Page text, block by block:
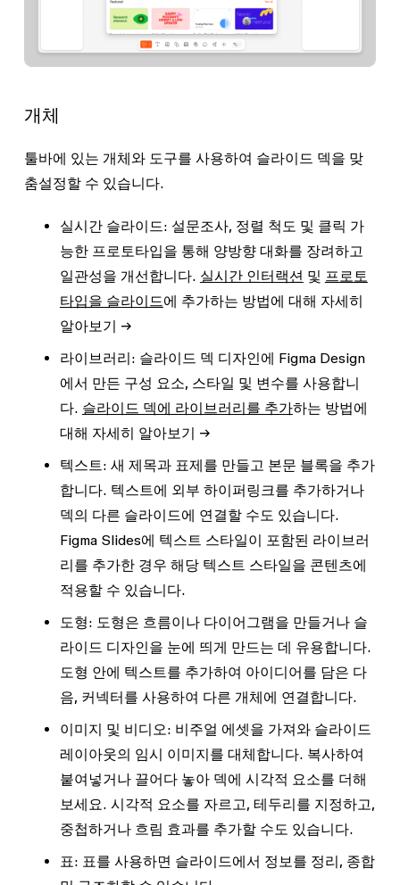
개체
툴바에 있는 개체와 도구를 사용하여 슬라이드 덱을 맞
춤설정할 수 있습니다.
실시간 슬라이드: 설문조사, 정렬 척도 및 클릭 가
능한 프로토타입을 통해 양방향 대화를 장려하고
일관성을 개선합니다. 실시간 인터랙션 및 프로토
타입을 슬라이드에 추가하는 방법에 대해 자세히
알아보기 →
라이브러리: 슬라이드 덱 디자인에 Figma Design
에서 만든 구성 요소, 스타일 및 변수를 사용합니
다. 슬라이드 덱에 라이브러리를 추가하는 방법에
대해 자세히 알아보기 →
텍스트: 새 제목과 표제를 만들고 본문 블록을 추가
합니다. 텍스트에 외부 하이퍼링크를 추가하거나
덱의 다른 슬라이드에 연결할 수도 있습니다.
Figma Slides에 텍스트 스타일이 포함된 라이브러
리를 추가한 경우 해당 텍스트 스타일을 콘텐츠에
적용할 수 있습니다.
도형: 도형은 흐름이나 다이어그램을 만들거나 슬
라이드 디자인을 눈에 띄게 만드는 데 유용합니다.
도형 안에 텍스트를 추가하여 아이디어를 담은 다
음, 커넥터를 사용하여 다른 개체에 연결합니다.
이미지 및 비디오: 비주얼 에셋을 가져와 슬라이드
레이아웃의 임시 이미지를 대체합니다. 복사하여
붙여넣거나 끌어다 놓아 덱에 시각적 요소를 더해
보세요. 시각적 요소를 자르고, 테두리를 지정하고,
중첩하거나 흐림 효과를 추가할 수도 있습니다.
표: 표를 사용하면 슬라이드에서 정보를 정리, 종합